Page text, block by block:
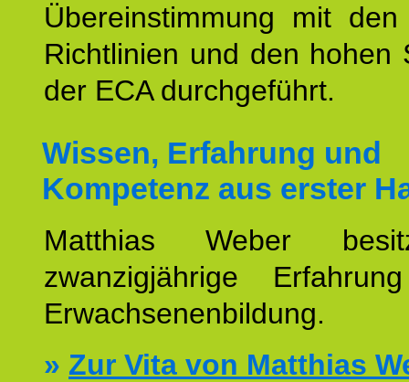
Übereinstimmung mit den
Richtlinien und den hohen
der ECA durchgeführt.
Wissen, Erfahrung und
Kompetenz aus erster
Matthias Weber
zwanzigjährige
Erwachsenenbildung.
» Zur Vita von Matthias